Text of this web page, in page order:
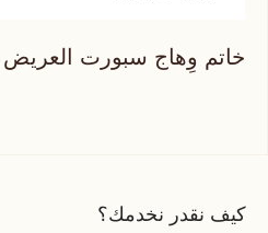
خاتم وِهاج سبورت العريض
كيف نقدر نخدمك؟